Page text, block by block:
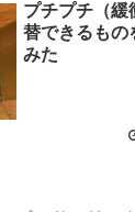
プチプチ（緩
替できるもの
みた